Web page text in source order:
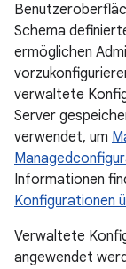
Schema
ermöglichen
verwaltete
Server
verwendet, um
Informationen
Konfigurationen
Verwaltete
angewendet